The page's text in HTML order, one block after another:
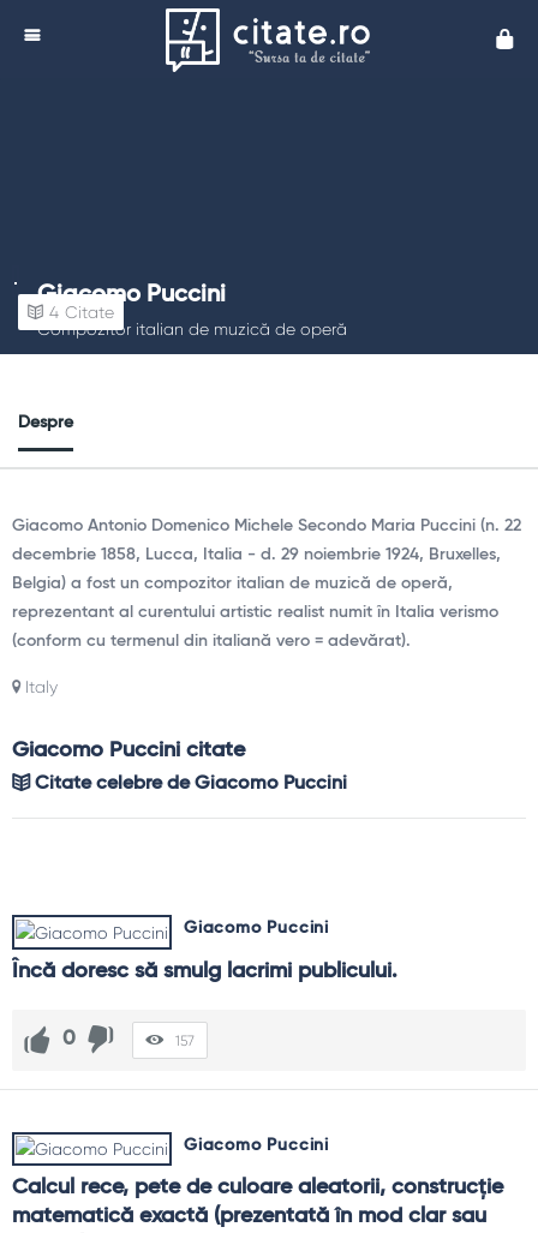
Giacomo Puccini
Compozitor italian de muzică de operă
4 Citate
Despre
Giacomo Antonio Domenico Michele Secondo Maria Puccini (n. 22
decembrie 1858, Lucca, Italia - d. 29 noiembrie 1924, Bruxelles,
Belgia) a fost un compozitor italian de muzică de operă,
reprezentant al curentului artistic realist numit în Italia verismo
(conform cu termenul din italiană vero = adevărat).
Italy
Giacomo Puccini citate
Citate celebre de Giacomo Puccini
Giacomo Puccini
Încă doresc să smulg lacrimi publicului.
0 157
Giacomo Puccini
Calcul rece, pete de culoare aleatorii, construcţie
matematică exactă (prezentată în mod clar sau